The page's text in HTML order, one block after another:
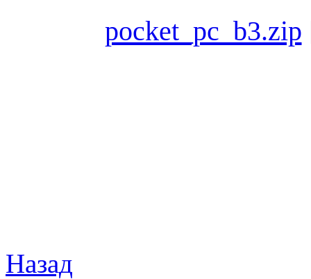
pocket_pc_b3.zip
Назад